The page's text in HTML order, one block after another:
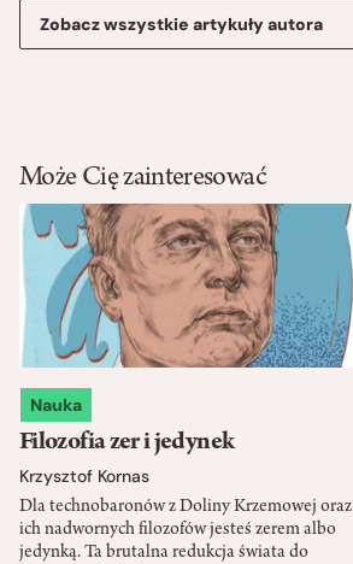
Zobacz wszystkie artykuły autora
Może Cię zainteresować
Nauka
Filozofia zer i jedynek
Krzysztof Kornas
Dla technobaronów z Doliny Krzemowej oraz
ich nadwornych filozofów jesteś zerem albo
jedynką. Ta brutalna redukcja świata do